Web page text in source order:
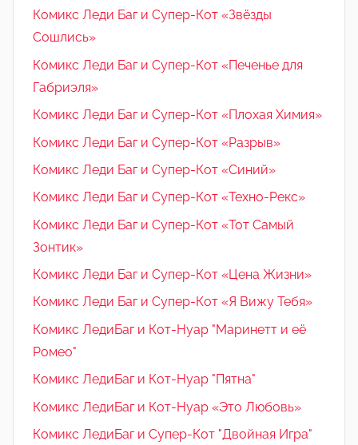
Комикс Леди Баг и Супер-Кот «Звёзды
Сошлись»
Комикс Леди Баг и Супер-Кот «Печенье для
Габриэля»
Комикс Леди Баг и Супер-Кот «Плохая Химия»
Комикс Леди Баг и Супер-Кот «Разрыв»
Комикс Леди Баг и Супер-Кот «Синий»
Комикс Леди Баг и Супер-Кот «Техно-Рекс»
Комикс Леди Баг и Супер-Кот «Тот Самый
Зонтик»
Комикс Леди Баг и Супер-Кот «Цена Жизни»
Комикс Леди Баг и Супер-Кот «Я Вижу Тебя»
Комикс ЛедиБаг и Кот-Нуар "Маринетт и её
Ромео"
Комикс ЛедиБаг и Кот-Нуар "Пятна"
Комикс ЛедиБаг и Кот-Нуар «Это Любовь»
Комикс ЛедиБаг и Супер-Кот "Двойная Игра"